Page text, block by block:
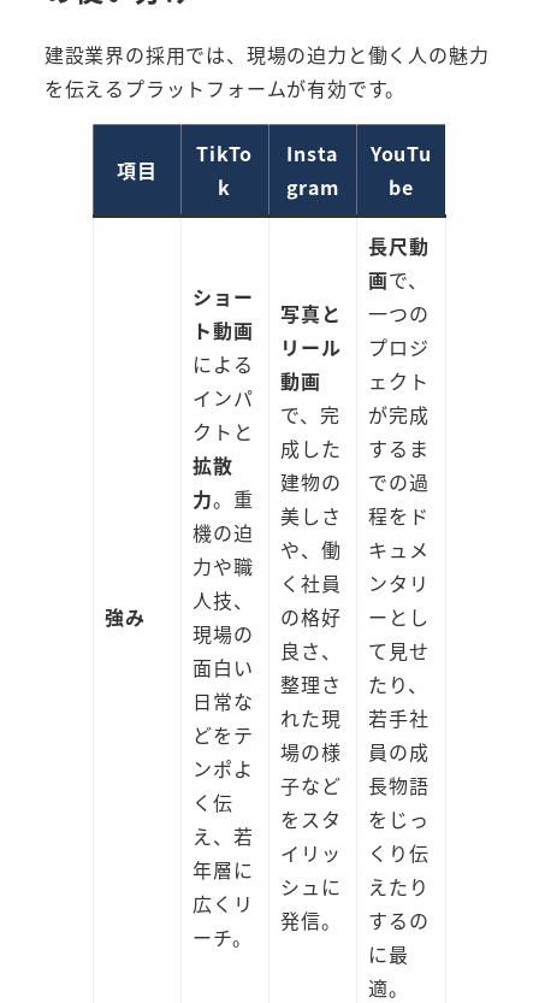
建設業界の採用では、現場の迫力と働く人の魅力
を伝えるプラットフォームが有効です。
項目
TikTo
k
Insta
gram
YouTu
be
強み
ショー
ト動画
による
インパ
クトと
拡散
力。重
機の迫
力や職
人技、
現場の
面白い
日常な
どをテ
ンポよ
く伝
え、若
年層に
広くリ
ーチ。
写真と
リール
動画
で、完
成した
建物の
美しさ
や、働
く社員
の格好
良さ、
整理さ
れた現
場の様
子など
をスタ
イリッ
シュに
発信。
長尺動
画で、
一つの
プロジ
ェクト
が完成
するま
での過
程をド
キュメ
ンタリ
ーとし
て見せ
たり、
若手社
員の成
長物語
をじっ
くり伝
えたり
するの
に最
適。